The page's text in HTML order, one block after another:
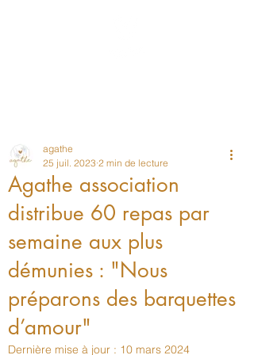
Agathe association
distribue 60 repas par
semaine aux plus
démunies : "Nous
préparons des barquettes
d’amour"
agathe
25 juil. 2023 2 min de lecture
Dernière mise à jour : 10 mars 2024